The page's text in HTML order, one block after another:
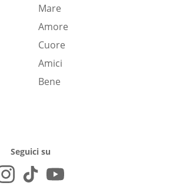
Mare
Amore
Cuore
Amici
Bene
Seguici su